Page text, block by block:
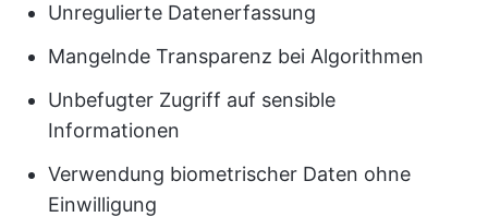
Unregulierte Datenerfassung
Mangelnde Transparenz bei Algorithmen
Unbefugter Zugriff auf sensible
Informationen
Verwendung biometrischer Daten ohne
Einwilligung